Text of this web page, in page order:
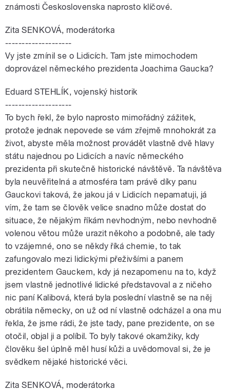
známosti Československa naprosto klíčové.
Zita SENKOVÁ, moderátorka
--------------------
Vy jste zmínil se o Lidicích. Tam jste mimochodem
doprovázel německého prezidenta Joachima Gaucka?
Eduard STEHLÍK, vojenský historik
--------------------
To bych řekl, že bylo naprosto mimořádný zážitek,
protože jednak nepovede se vám zřejmě mnohokrát za
život, abyste měla možnost provádět vlastně dvě hlavy
státu najednou po Lidicích a navíc německého
prezidenta při skutečně historické návštěvě. Ta návštěva
byla neuvěřitelná a atmosféra tam právě díky panu
Gauckovi taková, že jakou já v Lidicích nepamatuji, já
vím, že tam se člověk velice snadno může dostat do
situace, že nějakým říkám nevhodným, nebo nevhodně
volenou větou může urazit někoho a podobně, ale tady
to vzájemné, ono se někdy říká chemie, to tak
zafungovalo mezi lidickými přeživšími a panem
prezidentem Gauckem, kdy já nezapomenu na to, když
jsem vlastně jednotlivé lidické představoval a z ničeho
nic paní Kalibová, která byla poslední vlastně se na něj
obrátila německy, on už od ní vlastně odcházel a ona mu
řekla, že jsme rádi, že jste tady, pane prezidente, on se
otočil, objal ji a políbil. To byly takové okamžiky, kdy
člověku šel úplně měl husí kůži a uvědomoval si, že je
svědkem nějaké historické věci.
Zita SENKOVÁ, moderátorka